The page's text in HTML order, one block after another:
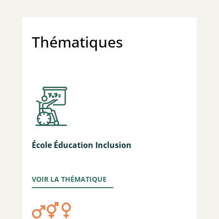
Thématiques
École Éducation Inclusion
VOIR LA THÉMATIQUE